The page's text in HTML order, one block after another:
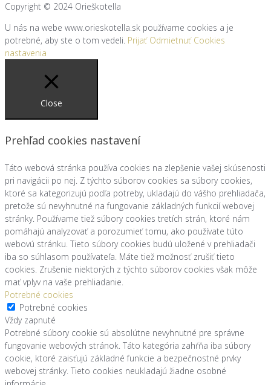
Copyright © 2024 Orieškotella
U nás na webe www.orieskotella.sk používame cookies a je
potrebné, aby ste o tom vedeli. Prijať Odmietnuť Cookies
nastavenia
Close
Prehľad cookies nastavení
Táto webová stránka používa cookies na zlepšenie vašej skúsenosti
pri navigácii po nej. Z týchto súborov cookies sa súbory cookies,
ktoré sa kategorizujú podľa potreby, ukladajú do vášho prehliadača,
pretože sú nevyhnutné na fungovanie základných funkcií webovej
stránky. Používame tiež súbory cookies tretích strán, ktoré nám
pomáhajú analyzovať a porozumieť tomu, ako používate túto
webovú stránku. Tieto súbory cookies budú uložené v prehliadači
iba so súhlasom používateľa. Máte tiež možnosť zrušiť tieto
cookies. Zrušenie niektorých z týchto súborov cookies však môže
mať vplyv na vaše prehliadanie.
Potrebné cookies
Potrebné cookies
Vždy zapnuté
Potrebné súbory cookie sú absolútne nevyhnutné pre správne
fungovanie webových stránok. Táto kategória zahŕňa iba súbory
cookie, ktoré zaisťujú základné funkcie a bezpečnostné prvky
webovej stránky. Tieto cookies neukladajú žiadne osobné